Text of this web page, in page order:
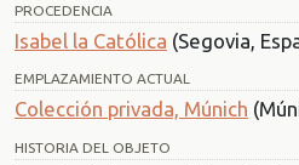
PROCEDENCIA
Isabel la Católica (Segovia,
EMPLAZAMIENTO ACTUAL
Colección privada, Múnich
HISTORIA DEL OBJETO